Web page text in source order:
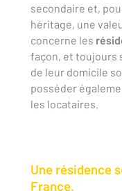
secondaire et,
héritage, une
concerne les
façon, et toujours
de leur domicile
posséder
les locataires.
Une résidence
France.